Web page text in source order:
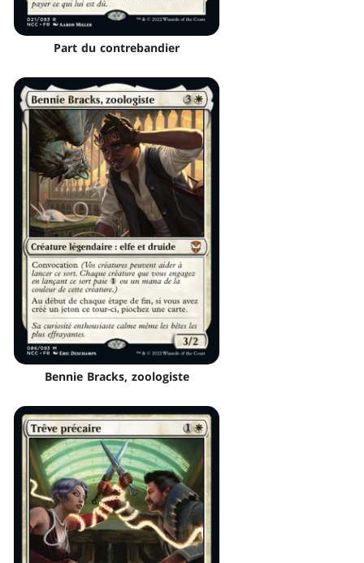
Part du contrebandier
Bennie Bracks, zoologiste